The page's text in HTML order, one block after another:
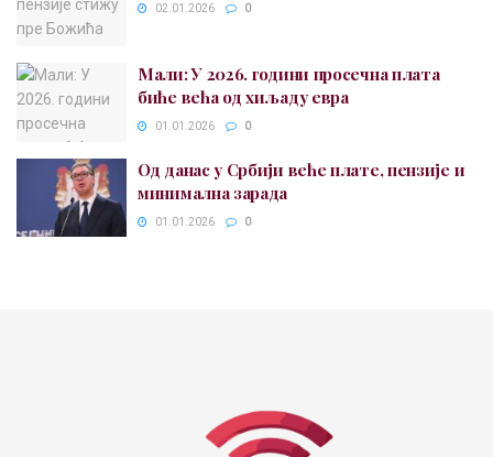
02.01.2026 0
Мали: У 2026. години просечна плата
биће већа од хиљаду евра
01.01.2026 0
Од данас у Србији веће плате, пензије и
минимална зарада
01.01.2026 0